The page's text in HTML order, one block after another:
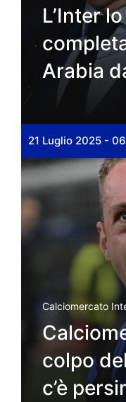
L’Inter
Arabia
21 Luglio 2025 -
Calciomercato
colpo
c’è